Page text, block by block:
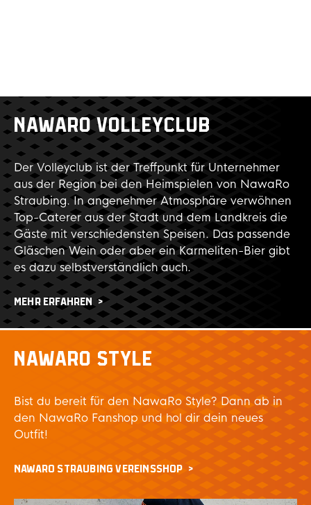
NAWARO VOLLEYCLUB
Der Volleyclub ist der Treffpunkt für Unternehmer
aus der Region bei den Heimspielen von NawaRo
Straubing. In angenehmer Atmosphäre verwöhnen
Top-Caterer aus der Stadt und dem Landkreis die
Gäste mit verschiedensten Speisen. Das passende
Gläschen Wein oder aber ein Karmeliten-Bier gibt
es dazu selbstverständlich auch.
MEHR ERFAHREN
NAWARO STYLE
Bist du bereit für den NawaRo Style? Dann ab in
den NawaRo Fanshop und hol dir dein neues
Outfit!
NAWARO STRAUBING VEREINSSHOP